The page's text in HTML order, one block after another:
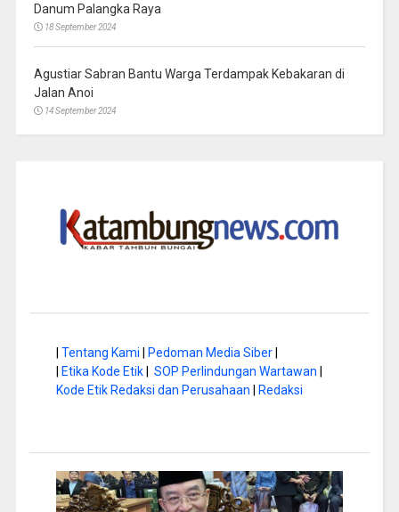
Danum Palangka Raya
18 September 2024
Agustiar Sabran Bantu Warga Terdampak Kebakaran di
Jalan Anoi
14 September 2024
| Tentang Kami | Pedoman Media Siber|
| Etika Kode Etik| SOP Perlindungan Wartawan |
Kode Etik Redaksi dan Perusahaan | Redaksi